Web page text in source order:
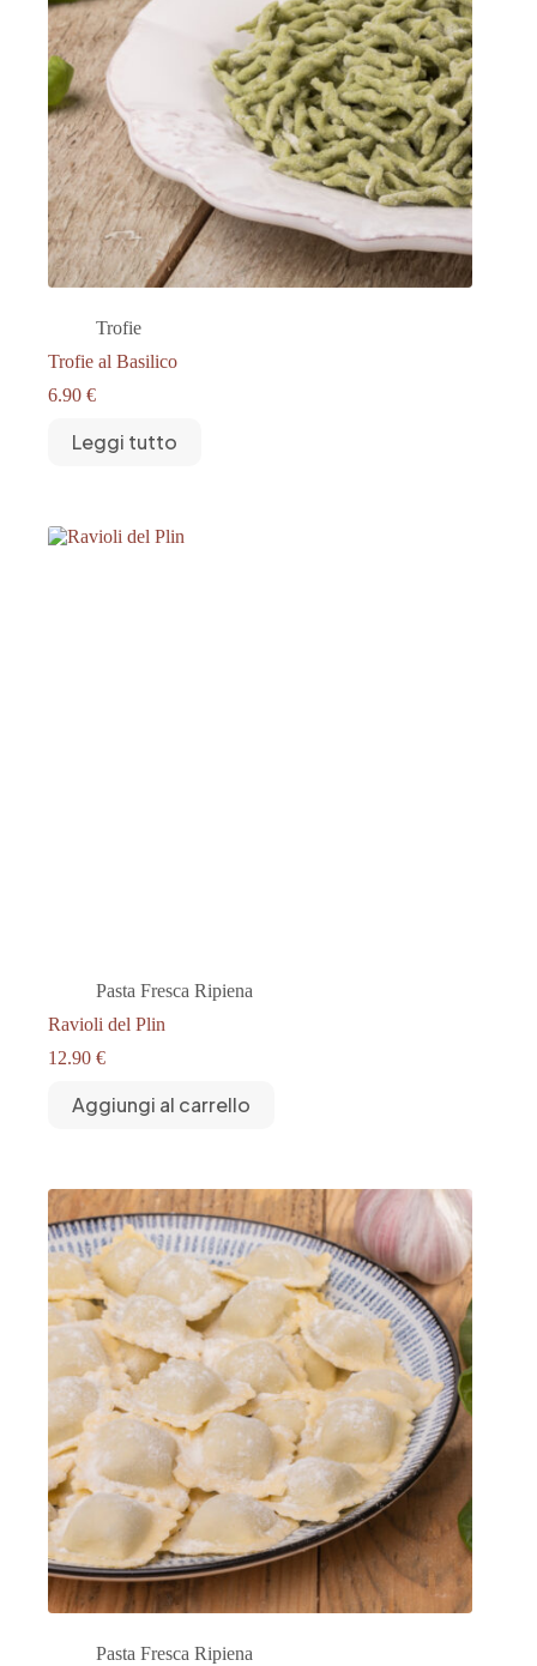
Trofie
Trofie al Basilico
6.90 €
Leggi tutto
Pasta Fresca Ripiena
Ravioli del Plin
12.90 €
Aggiungi al carrello
Pasta Fresca Ripiena